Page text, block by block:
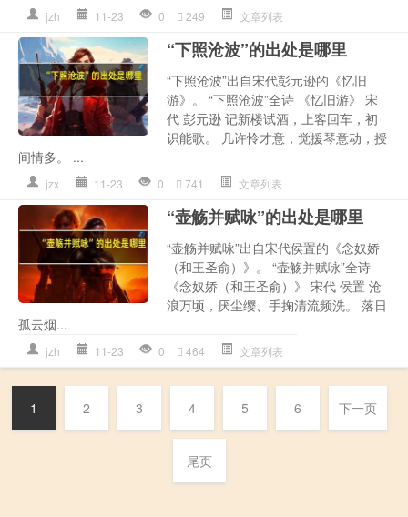
jzh 11-23 0 249 文章列表
“下照沧波”的出处是哪里
“下照沧波”出自宋代彭元逊的《忆旧
游》。 “下照沧波”全诗 《忆旧游》 宋
代 彭元逊 记新楼试酒，上客回车，初
识能歌。 几许怜才意，觉援琴意动，授
间情多。 ...
jzx 11-23 0 741 文章列表
“壶觞并赋咏”的出处是哪里
“壶觞并赋咏”出自宋代侯置的《念奴娇
（和王圣俞）》。 “壶觞并赋咏”全诗
《念奴娇（和王圣俞）》 宋代 侯置 沧
浪万顷，厌尘缨、手掬清流频洗。 落日
孤云烟...
jzh 11-23 0 464 文章列表
1 2 3 4 5 6 下一页
尾页